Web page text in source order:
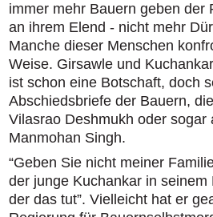
immer mehr Bauern geben der
an ihrem Elend - nicht mehr
Manche dieser Menschen
Weise. Girsawle und
ist schon eine Botschaft, doch
Abschiedsbriefe der Bauern,
Vilasrao Deshmukh oder
Manmohan Singh.
“Geben Sie nicht meiner
der junge Kuchankar in
der das tut”. Vielleicht hat er